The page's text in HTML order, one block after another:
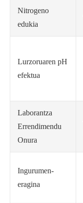
Nitrogeno
edukia
Lurzoruaren pH
efektua
Laborantza
Errendimendu
Onura
Ingurumen-
eragina